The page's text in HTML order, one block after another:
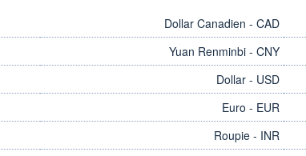
Dollar Canadien - CAD
Yuan Renminbi - CNY
Dollar - USD
Euro - EUR
Roupie - INR